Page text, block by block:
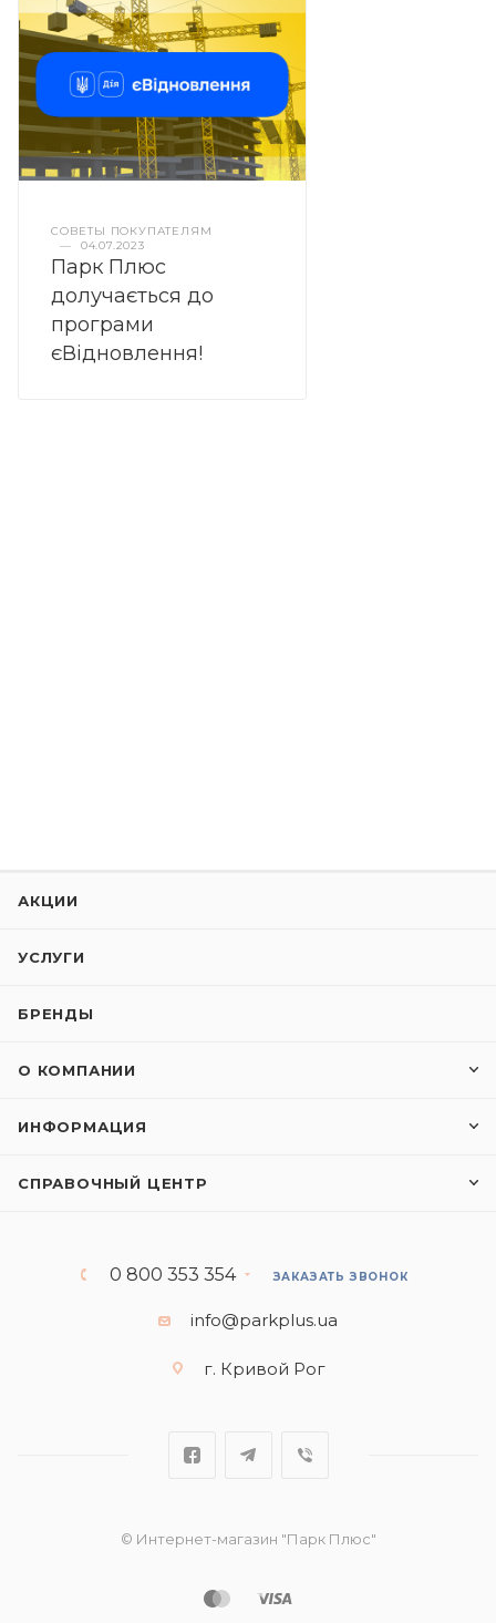
СОВЕТЫ ПОКУПАТЕЛЯМ
—
04.07.2023
Парк Плюс
долучається до
програми
єВідновлення!
АКЦИИ
УСЛУГИ
БРЕНДЫ
О КОМПАНИИ
ИНФОРМАЦИЯ
СПРАВОЧНЫЙ ЦЕНТР
0 800 353 354 ЗАКАЗАТЬ ЗВОНОК
info@parkplus.ua
г. Кривой Рог
© Интернет-магазин "Парк Плюс"